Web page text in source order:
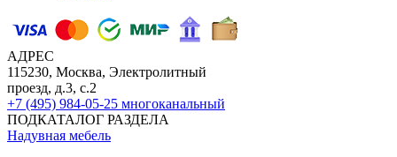
АДРЕС
115230, Москва, Электролитный
проезд, д.3, с.2
+7 (495) 984-05-25 многоканальный
ПОДКАТАЛОГ РАЗДЕЛА
Надувная мебель